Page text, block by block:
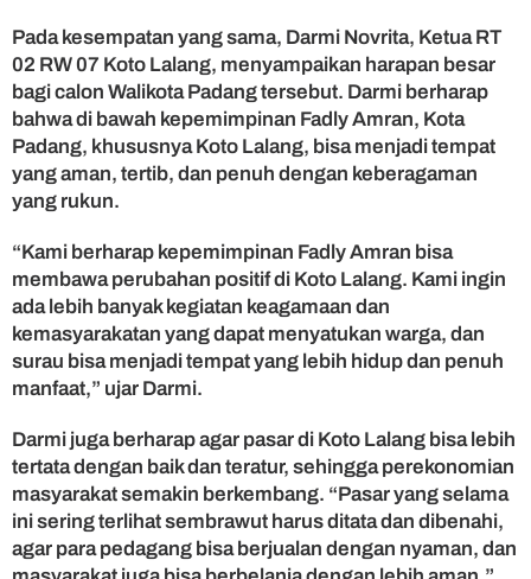
Pada kesempatan yang sama, Darmi Novrita, Ketua RT
02 RW 07 Koto Lalang, menyampaikan harapan besar
bagi calon Walikota Padang tersebut. Darmi berharap
bahwa di bawah kepemimpinan Fadly Amran, Kota
Padang, khususnya Koto Lalang, bisa menjadi tempat
yang aman, tertib, dan penuh dengan keberagaman
yang rukun.
“Kami berharap kepemimpinan Fadly Amran bisa
membawa perubahan positif di Koto Lalang. Kami ingin
ada lebih banyak kegiatan keagamaan dan
kemasyarakatan yang dapat menyatukan warga, dan
surau bisa menjadi tempat yang lebih hidup dan penuh
manfaat,” ujar Darmi.
Darmi juga berharap agar pasar di Koto Lalang bisa lebih
tertata dengan baik dan teratur, sehingga perekonomian
masyarakat semakin berkembang. “Pasar yang selama
ini sering terlihat sembrawut harus ditata dan dibenahi,
agar para pedagang bisa berjualan dengan nyaman, dan